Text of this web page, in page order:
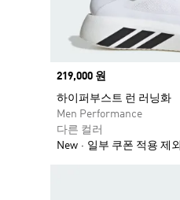
Price
219,000 원
하이퍼부스트 런 러닝화
Men Performance
다른 컬러
New
일부 쿠폰 적용 제외